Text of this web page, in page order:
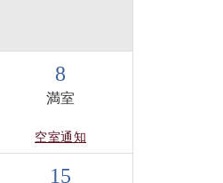
8
満室
空室通知
15